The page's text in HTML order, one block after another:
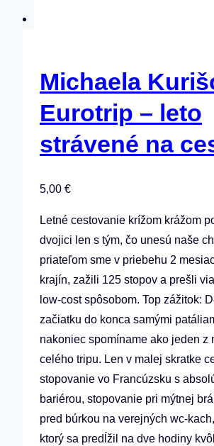
Michaela
Eurotrip – leto
strávené na
5,00 €
Letné cestovanie krížom krážom
dvojici len s tým, čo unesú naše
priateľom sme v priebehu 2
krajín, zažili 125 stopov a prešli
low-cost spôsobom. Top zážitok:
začiatku do konca samými
nakoniec spomíname ako jeden z
celého tripu. Len v malej skratke
stopovanie vo Francúzsku s
bariérou, stopovanie pri mýtnej
pred búrkou na verejných wc-
ktorý sa predĺžil na dve hodiny